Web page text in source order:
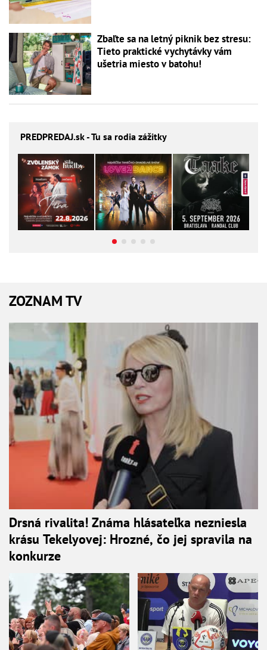
Zbaľte sa na letný piknik bez stresu:
Tieto praktické vychytávky vám
ušetria miesto v batohu!
PREDPREDAJ.sk - Tu sa rodia zážitky
ZOZNAM TV
Drsná rivalita! Známa hlásateľka nezniesla
krásu Tekelyovej: Hrozné, čo jej spravila na
konkurze